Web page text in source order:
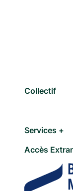
Collectif
Services +
Accès